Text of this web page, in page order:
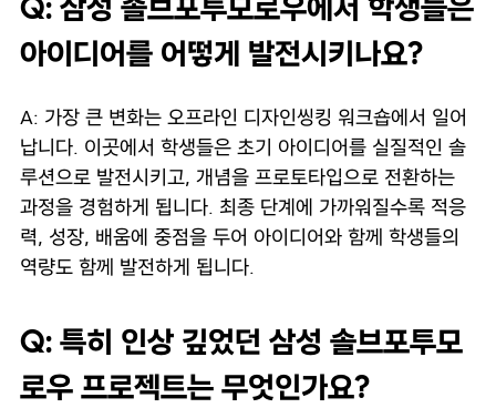
Q: 삼성 솔브포투모로우에서 학생들은
아이디어를 어떻게 발전시키나요?
A: 가장 큰 변화는 오프라인 디자인씽킹 워크숍에서 일어
납니다. 이곳에서 학생들은 초기 아이디어를 실질적인 솔
루션으로 발전시키고, 개념을 프로토타입으로 전환하는
과정을 경험하게 됩니다. 최종 단계에 가까워질수록 적응
력, 성장, 배움에 중점을 두어 아이디어와 함께 학생들의
역량도 함께 발전하게 됩니다.
Q: 특히 인상 깊었던 삼성 솔브포투모
로우 프로젝트는 무엇인가요?